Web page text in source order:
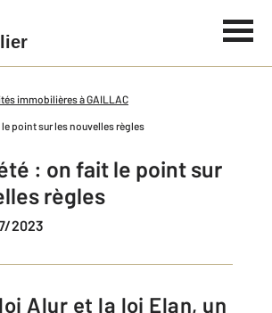
immobilières à GAILLAC
point sur les nouvelles règles
: on fait le point sur
règles
2023